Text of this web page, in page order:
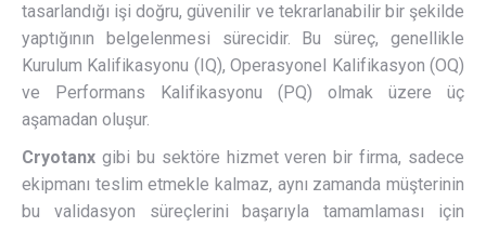
tasarlandığı işi doğru, güvenilir ve tekrarlanabilir bir şekilde
yaptığının belgelenmesi sürecidir. Bu süreç, genellikle
Kurulum Kalifikasyonu (IQ), Operasyonel Kalifikasyon (OQ)
ve Performans Kalifikasyonu (PQ) olmak üzere üç
aşamadan oluşur.
Cryotanx gibi bu sektöre hizmet veren bir firma, sadece
ekipmanı teslim etmekle kalmaz, aynı zamanda müşterinin
bu validasyon süreçlerini başarıyla tamamlaması için